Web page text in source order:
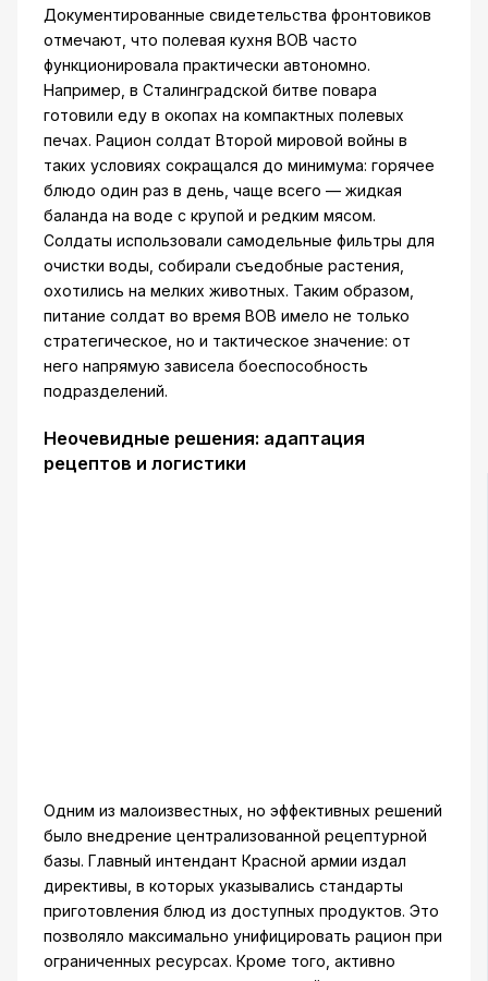
Документированные свидетельства фронтовиков
отмечают, что полевая кухня ВОВ часто
функционировала практически автономно.
Например, в Сталинградской битве повара
готовили еду в окопах на компактных полевых
печах. Рацион солдат Второй мировой войны в
таких условиях сокращался до минимума: горячее
блюдо один раз в день, чаще всего — жидкая
баланда на воде с крупой и редким мясом.
Солдаты использовали самодельные фильтры для
очистки воды, собирали съедобные растения,
охотились на мелких животных. Таким образом,
питание солдат во время ВОВ имело не только
стратегическое, но и тактическое значение: от
него напрямую зависела боеспособность
подразделений.
Неочевидные решения: адаптация
рецептов и логистики
Одним из малоизвестных, но эффективных решений
было внедрение централизованной рецептурной
базы. Главный интендант Красной армии издал
директивы, в которых указывались стандарты
приготовления блюд из доступных продуктов. Это
позволяло максимально унифицировать рацион при
ограниченных ресурсах. Кроме того, активно